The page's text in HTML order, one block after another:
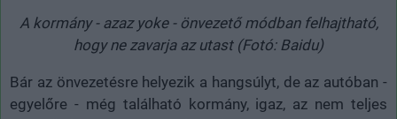
A kormány - azaz yoke - önvezető módban felhajtható,
hogy ne zavarja az utast (Fotó: Baidu)
Bár az önvezetésre helyezik a hangsúlyt, de az autóban -
egyelőre - még található kormány, igaz, az nem teljes